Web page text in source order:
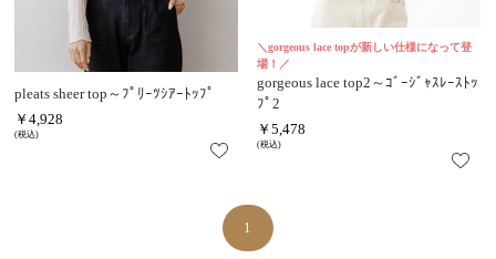
pleats sheer top～ﾌﾟﾘｰﾂｼｱｰﾄｯﾌﾟ
￥4,928
(税込)
＼gorgeous lace topが新しい仕様になって登
場！／
gorgeous lace top2～ｺﾞｰｼﾞｬｽﾚｰｽﾄｯ
ﾌﾟ2
￥5,478
(税込)
1